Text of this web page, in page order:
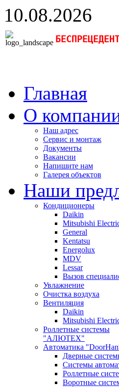
10.08.2026
Главная
О
Наш адрес
Сервис и монтаж
Документы
Вакансии
Напишите нам
Галерея объектов
Наши
Кондиционеры
Daikin
Mitsubishi
General
Kentatsu
Energolux
MDV
Lessar
Вызов
Увлажнение
Очистка воздуха
Вентиляция
Daikin
Mitsubishi
Роллетные системы
"АЛЮТЕХ"
Автоматика
Дверные
Системы
Роллетные
Воротные